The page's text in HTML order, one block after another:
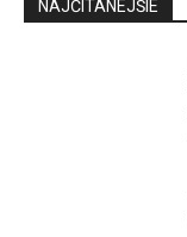
NAJČÍTANEJŠIE